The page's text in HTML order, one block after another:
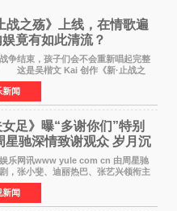
战之殇》上线，在情歌遍
竟有如此清流？
结束，孩子们会不会重新唱起完整
这是吴楷文 Kai 创作《新·止战之
的想法。 从伊朗相关冲突引发的
，到世界各地仍在发生的动荡与不安，
只
新闻
女足》曝“多谢你们”特别
星驰深情致谢观众 岁月沉
初心
网讯www yule com cn 由周星驰
，张小斐、迪丽热巴、张艺兴领衔主
、佐藤健特别出演，艾米、雪野、蔡
予安、倪好特别介绍的喜剧电影《功夫
多谢你
新闻